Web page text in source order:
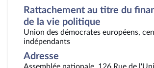
Rattachement au titre du
de la vie politique
Union des démocrates européens,
indépendants
Adresse